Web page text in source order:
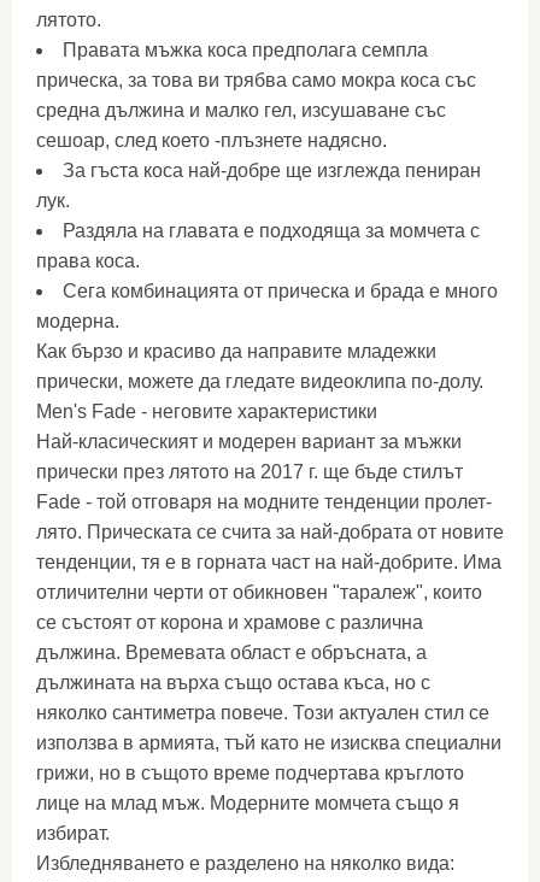
лятото.
Правата мъжка коса предполага семпла
прическа, за това ви трябва само мокра коса със
средна дължина и малко гел, изсушаване със
сешоар, след което -плъзнете надясно.
За гъста коса най-добре ще изглежда пениран
лук.
Раздяла на главата е подходяща за момчета с
права коса.
Сега комбинацията от прическа и брада е много
модерна.
Как бързо и красиво да направите младежки
прически, можете да гледате видеоклипа по-долу.
Men's Fade - неговите характеристики
Най-класическият и модерен вариант за мъжки
прически през лятото на 2017 г. ще бъде стилът
Fade - той отговаря на модните тенденции пролет-
лято. Прическата се счита за най-добрата от новите
тенденции, тя е в горната част на най-добрите. Има
отличителни черти от обикновен "таралеж", които
се състоят от корона и храмове с различна
дължина. Времевата област е обръсната, а
дължината на върха също остава къса, но с
няколко сантиметра повече. Този актуален стил се
използва в армията, тъй като не изисква специални
грижи, но в същото време подчертава кръглото
лице на млад мъж. Модерните момчета също я
избират.
Избледняването е разделено на няколко вида: